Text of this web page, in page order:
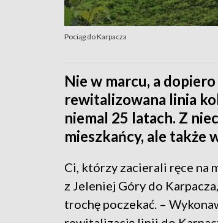
Pociąg do Karpacza
Nie w marcu, a
rewitalizowana linia
niemal 25 latach. Z
mieszkańcy, ale także
Ci, którzy zacierali ręce na
z Jeleniej Góry do
trochę poczekać. –